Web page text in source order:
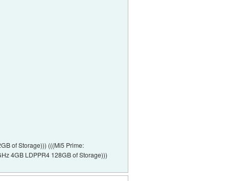
of Storage))) (((Mi5 Prime:
4GB LDPPR4 128GB of Storage)))